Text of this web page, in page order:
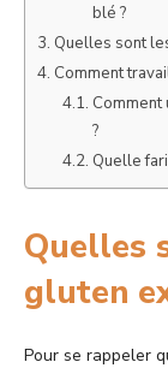
blé ?
Quelles sont
Comment
?
Quelle
Quelles
gluten
Pour se rappeler